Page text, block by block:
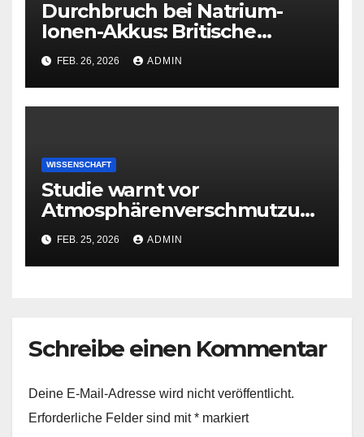
Durchbruch bei Natrium-
Ionen-Akkus: Britische
Forscher steigern
Energiedichte deutlich
FEB. 26, 2026 ADMIN
WISSENSCHAFT
Studie warnt vor
Atmosphärenverschmutzun
g durch Raketenstarts
FEB. 25, 2026 ADMIN
Schreibe einen Kommentar
Deine E-Mail-Adresse wird nicht veröffentlicht.
Erforderliche Felder sind mit* markiert